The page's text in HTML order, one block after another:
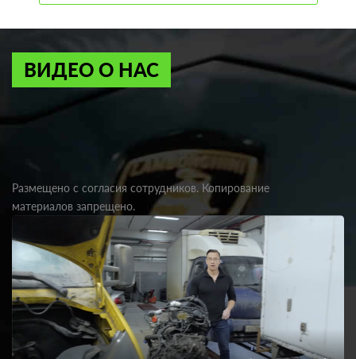
ВИДЕО О НАС
Размещено с согласия сотрудников. Копирование
материалов запрещено.